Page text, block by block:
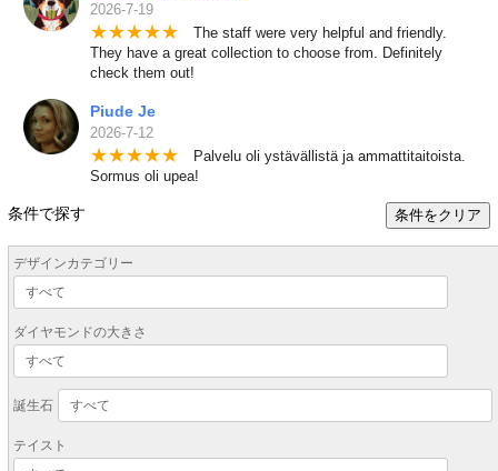
2026-7-19
★★★★★ The staff were very helpful and friendly.
They have a great collection to choose from. Definitely
check them out!
Piude Je
2026-7-12
★★★★★ Palvelu oli ystävällistä ja ammattitaitoista.
Sormus oli upea!
条件で探す 条件をクリア
デザインカテゴリー
ダイヤモンドの大きさ
誕生石
テイスト